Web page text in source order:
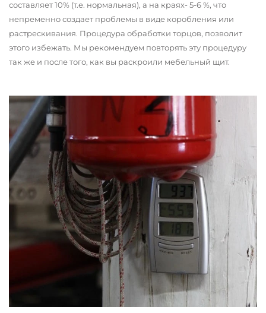
составляет 10% (т.е. нормальная), а на краях- 5-6 %, что
непременно создает проблемы в виде коробления или
растрескивания. Процедура обработки торцов, позволит
этого избежать. Мы рекомендуем повторять эту процедуру
так же и после того, как вы раскроили мебельный щит.